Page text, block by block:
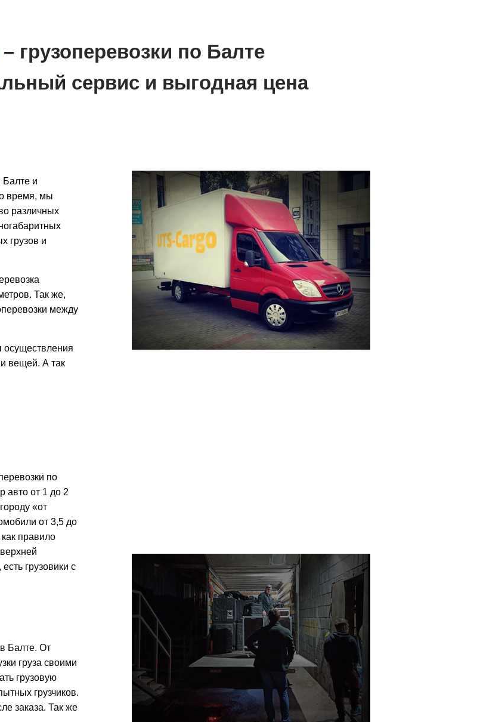
– грузоперевозки по Балте
сервис и выгодная цена
Балте и
время, мы
различных
грузов и
Так же,
между
осуществления
вещей. А так
по
авто от 1 до 2
«от
от 3,5 до
правило
грузовики с
Балте. От
груза своими
грузовую
грузчиков.
заказа. Так же